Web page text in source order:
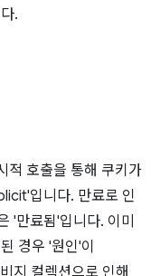
.
호출을 통해 쿠키가
입니다. 만료로 인
'만료됨'입니다. 이미
경우 '원인'이
지 컬렉션으로 인해